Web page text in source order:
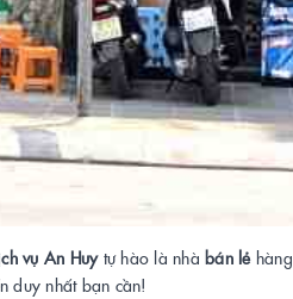
vụ An Huytự hào là nhà bán lẻhàng
duy nhất bạn cần!